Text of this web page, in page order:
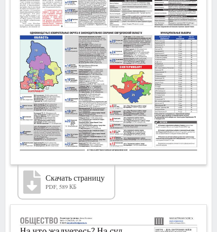
Скачать страницу
PDF, 589 КБ